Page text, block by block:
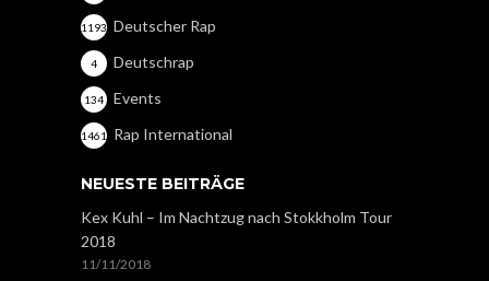
Deutscher Rap
1193
Deutschrap
4
Events
134
Rap International
1461
NEUESTE BEITRÄGE
Kex Kuhl – Im Nachtzug nach Stokkholm Tour
2018
11/11/2018